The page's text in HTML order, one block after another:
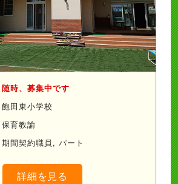
随時、募集中です
飽田東小学校
保育教諭
期間契約職員, パート
詳細を見る